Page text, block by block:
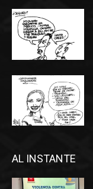
AL INSTANTE